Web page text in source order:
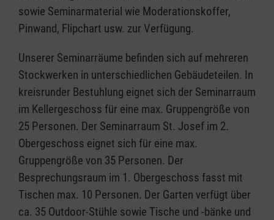
sowie Seminarmaterial wie Moderationskoffer,
Pinwand, Flipchart usw. zur Verfügung.
Unserer Seminarräume befinden sich auf mehreren
Stockwerken in unterschiedlichen Gebäudeteilen. In
kreisrunder Bestuhlung eignet sich der Seminarraum
im Kellergeschoss für eine max. Gruppengröße von
25 Personen. Der Seminarraum St. Josef im 2.
Obergeschoss eignet sich für eine max.
Gruppengröße von 35 Personen. Der
Besprechungsraum im 1. Obergeschoss fasst mit
Tischen max. 10 Personen. Der Garten verfügt über
ca. 35 Outdoor-Stühle sowie Tische und -bänke und